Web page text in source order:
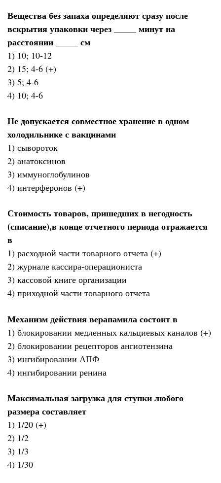
Вещества без запаха определяют сразу после
вскрытия упаковки через _____ минут на
расстоянии _____ см
1) 10; 10-12
2) 15; 4-6 (+)
3) 5; 4-6
4) 10; 4-6
Не допускается совместное хранение в одном
холодильнике с вакцинами
1) сывороток
2) анатоксинов
3) иммуноглобулинов
4) интерферонов (+)
Стоимость товаров, пришедших в негодность
(списание),в конце отчетного периода отражается
в
1) расходной части товарного отчета (+)
2) журнале кассира-операциониста
3) кассовой книге организации
4) приходной части товарного отчета
Механизм действия верапамила состоит в
1) блокировании медленных кальциевых каналов (+)
2) блокировании рецепторов ангиотензина
3) ингибировании АПФ
4) ингибировании ренина
Максимальная загрузка для ступки любого
размера составляет
1) 1/20 (+)
2) 1/2
3) 1/3
4) 1/30